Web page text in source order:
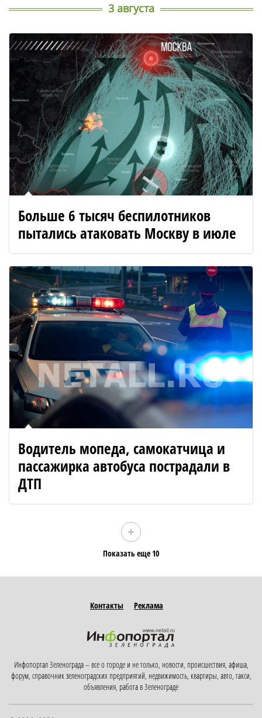
3 августа
Больше 6 тысяч беспилотников
пытались атаковать Москву в июле
Водитель мопеда, самокатчица и
пассажирка автобуса пострадали в
ДТП
Показать еще 10
Контакты Реклама
Инфопортал Зеленограда – все о городе и не только, новости, происшествия, афиша,
форум, справочник зеленоградских предприятий, недвижимость, квартиры, авто, такси,
объявления, работа в Зеленограде